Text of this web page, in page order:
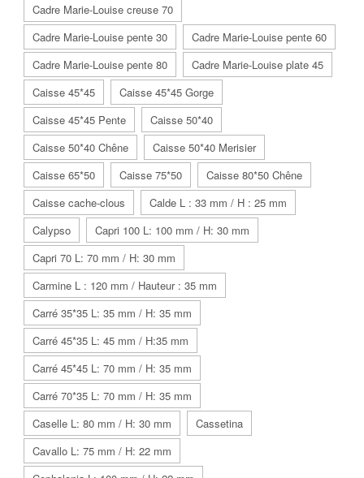
Cadre Marie-Louise creuse 70
Cadre Marie-Louise pente 30
Cadre Marie-Louise pente 60
Cadre Marie-Louise pente 80
Cadre Marie-Louise plate 45
Caisse 45*45
Caisse 45*45 Gorge
Caisse 45*45 Pente
Caisse 50*40
Caisse 50*40 Chêne
Caisse 50*40 Merisier
Caisse 65*50
Caisse 75*50
Caisse 80*50 Chêne
Caisse cache-clous
Calde L : 33 mm / H : 25 mm
Calypso
Capri 100 L: 100 mm / H: 30 mm
Capri 70 L: 70 mm / H: 30 mm
Carmine L : 120 mm / Hauteur : 35 mm
Carré 35*35 L: 35 mm / H: 35 mm
Carré 45*35 L: 45 mm / H:35 mm
Carré 45*45 L: 70 mm / H: 35 mm
Carré 70*35 L: 70 mm / H: 35 mm
Caselle L: 80 mm / H: 30 mm
Cassetina
Cavallo L: 75 mm / H: 22 mm